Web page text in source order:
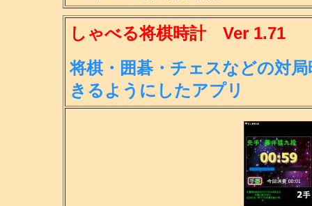
しゃべる将棋時計 Ver 1.71
将棋・囲碁・チェスなどの対
きる ようにしたアプリ